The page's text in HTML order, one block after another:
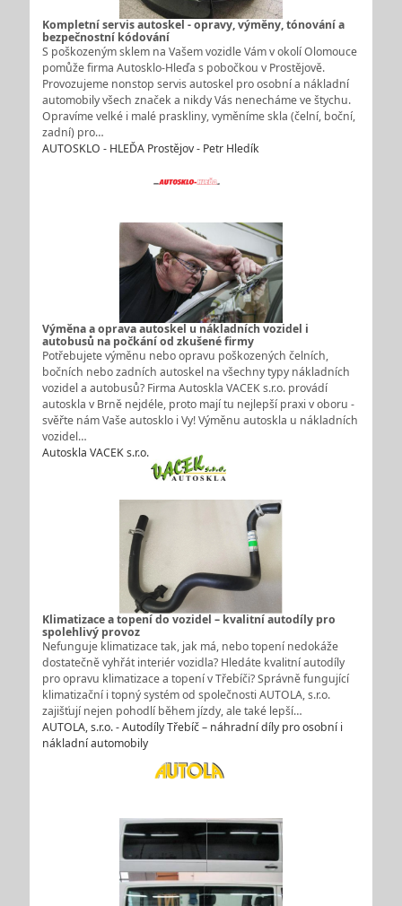
Kompletní servis autoskel - opravy, výměny, tónování a
bezpečnostní kódování
S poškozeným sklem na Vašem vozidle Vám v okolí Olomouce
pomůže firma Autosklo-Hleďa s pobočkou v Prostějově.
Provozujeme nonstop servis autoskel pro osobní a nákladní
automobily všech značek a nikdy Vás nenecháme ve štychu.
Opravíme velké i malé praskliny, vyměníme skla (čelní, boční,
zadní) pro…
AUTOSKLO - HLEĎA Prostějov - Petr Hledík
Výměna a oprava autoskel u nákladních vozidel i
autobusů na počkání od zkušené firmy
Potřebujete výměnu nebo opravu poškozených čelních,
bočních nebo zadních autoskel na všechny typy nákladních
vozidel a autobusů? Firma Autoskla VACEK s.r.o. provádí
autoskla v Brně nejdéle, proto mají tu nejlepší praxi v oboru -
svěřte nám Vaše autosklo i Vy! Výměnu autoskla u nákladních
vozidel…
Autoskla VACEK s.r.o.
Klimatizace a topení do vozidel – kvalitní autodíly pro
spolehlivý provoz
Nefunguje klimatizace tak, jak má, nebo topení nedokáže
dostatečně vyhřát interiér vozidla? Hledáte kvalitní autodíly
pro opravu klimatizace a topení v Třebíči? Správně fungující
klimatizační i topný systém od společnosti AUTOLA, s.r.o.
zajišťují nejen pohodlí během jízdy, ale také lepší…
AUTOLA, s.r.o. - Autodíly Třebíč – náhradní díly pro osobní i
nákladní automobily